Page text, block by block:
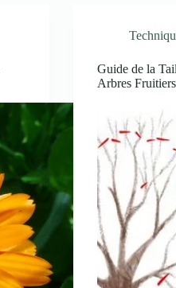
Guide de la
Arbres Fruitiers